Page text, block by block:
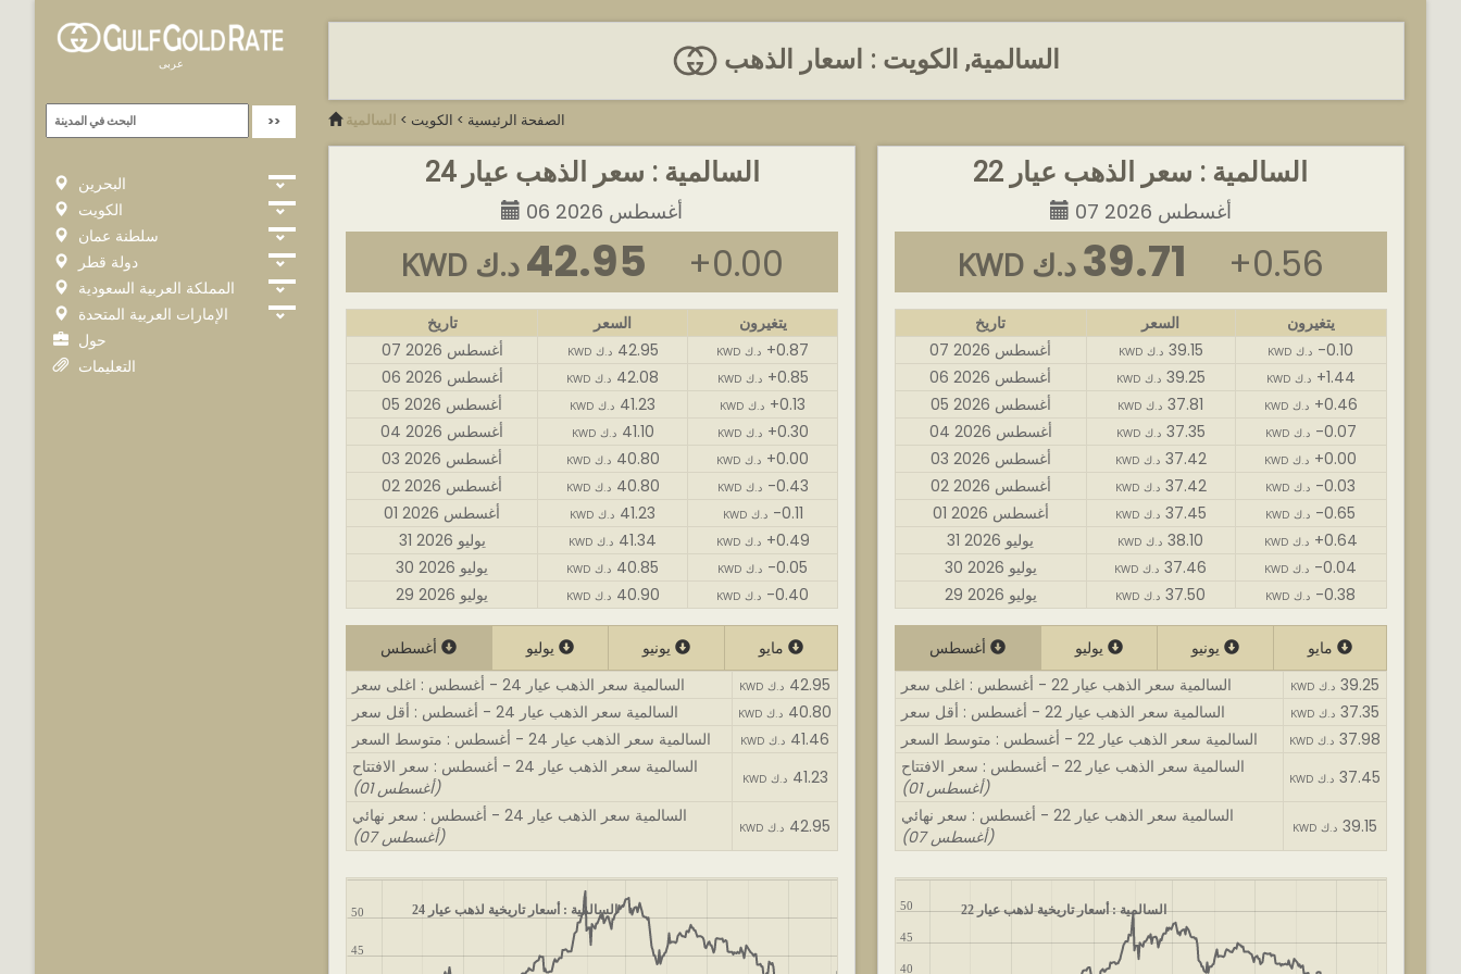
عربى
البحرين
الكويت
سلطنة عمان
دولة قطر
المملكة العربية السعودية
الإمارات العربية المتحدة
حول
التعليمات
السالمية, الكويت : اسعار الذهب
الصفحة الرئيسية > الكويت > السالمية
السالمية : سعر الذهب عيار 24
06 أغسطس 2026
KWD د.ك42.95 +0.00
تاريخ السعر
يتغيرون
07 أغسطس 2026
KWD د.ك 42.95 KWD د.ك +0.87
06 أغسطس 2026
KWD د.ك 42.08 KWD د.ك +0.85
05 أغسطس 2026
KWD د.ك 41.23 KWD د.ك +0.13
04 أغسطس 2026
KWD د.ك 41.10 KWD د.ك +0.30
03 أغسطس 2026
KWD د.ك 40.80 KWD د.ك +0.00
02 أغسطس 2026
KWD د.ك 40.80 KWD د.ك -0.43
01 أغسطس 2026
KWD د.ك 41.23 KWD د.ك -0.11
31 يوليو 2026
KWD د.ك 41.34 KWD د.ك +0.49
30 يوليو 2026
KWD د.ك 40.85 KWD د.ك -0.05
29 يوليو 2026
KWD د.ك 40.90 KWD د.ك -0.40
السالمية سعر الذهب عيار 24 - أغسطس : اغلى سعر
KWD د.ك 42.95
السالمية سعر الذهب عيار 24 - أغسطس : أقل سعر
KWD د.ك 40.80
السالمية سعر الذهب عيار 24 - أغسطس : متوسط السعر
KWD د.ك 41.46
السالمية سعر الذهب عيار 24 - أغسطس : سعر الافتتاح
(01 أغسطس)
KWD د.ك 41.23
السالمية سعر الذهب عيار 24 - أغسطس : سعر نهائي
(07 أغسطس)
KWD د.ك 42.95
السالمية : أسعار تاريخية لذهب عيار 24
45
50
السالمية : سعر الذهب عيار 22
07 أغسطس 2026
KWD د.ك39.71 +0.56
تاريخ السعر
يتغيرون
07 أغسطس 2026
KWD د.ك 39.15 KWD د.ك -0.10
06 أغسطس 2026
KWD د.ك 39.25 KWD د.ك +1.44
05 أغسطس 2026
KWD د.ك 37.81 KWD د.ك +0.46
04 أغسطس 2026
KWD د.ك 37.35 KWD د.ك -0.07
03 أغسطس 2026
KWD د.ك 37.42 KWD د.ك +0.00
02 أغسطس 2026
KWD د.ك 37.42 KWD د.ك -0.03
01 أغسطس 2026
KWD د.ك 37.45 KWD د.ك -0.65
31 يوليو 2026
KWD د.ك 38.10 KWD د.ك +0.64
30 يوليو 2026
KWD د.ك 37.46 KWD د.ك -0.04
29 يوليو 2026
KWD د.ك 37.50 KWD د.ك -0.38
السالمية سعر الذهب عيار 22 - أغسطس : اغلى سعر
KWD د.ك 39.25
السالمية سعر الذهب عيار 22 - أغسطس : أقل سعر
KWD د.ك 37.35
السالمية سعر الذهب عيار 22 - أغسطس : متوسط السعر
KWD د.ك 37.98
السالمية سعر الذهب عيار 22 - أغسطس : سعر الافتتاح
(01 أغسطس)
KWD د.ك 37.45
السالمية سعر الذهب عيار 22 - أغسطس : سعر نهائي
(07 أغسطس)
KWD د.ك 39.15
السالمية : أسعار تاريخية لذهب عيار 22
40
45
50